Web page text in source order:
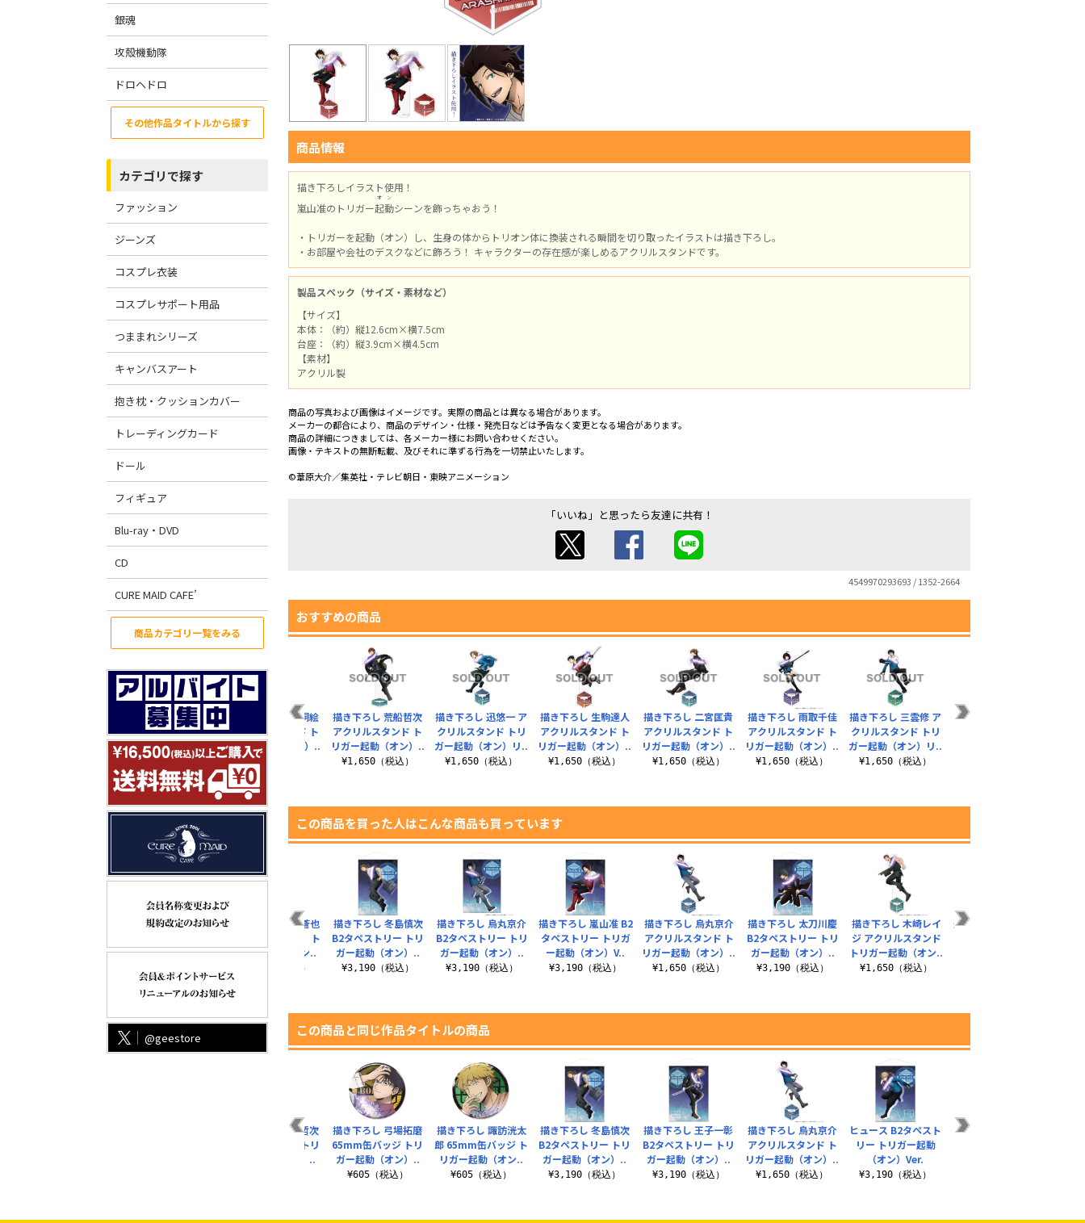
銀魂
攻殻機動隊
ドロヘドロ
その他作品タイトルから探す
カテゴリで探す
ファッション
ジーンズ
コスプレ衣装
コスプレサポート用品
つままれシリーズ
キャンバスアート
抱き枕・クッションカバー
トレーディングカード
ドール
フィギュア
Blu-ray・DVD
CD
CURE MAID CAFE’
商品カテゴリ一覧をみる
@geestore
商品情報
描き下ろしイラスト使用！
嵐山准のトリガー起動
オン
シーンを飾っちゃおう！
・トリガーを起動（オン）し、生身の体からトリオン体に換装される瞬間を切り取ったイラストは描き下ろし。
・お部屋や会社のデスクなどに飾ろう！ キャラクターの存在感が楽しめるアクリルスタンドです。
製品スペック（サイズ・素材など）
【サイズ】
本体：（約）縦12.6cm×横7.5cm
台座：（約）縦3.9cm×横4.5cm
【素材】
アクリル製
商品の写真および画像はイメージです。実際の商品とは異なる場合があります。
メーカーの都合により、商品のデザイン・仕様・発売日などは予告なく変更となる場合があります。
商品の詳細につきましては、各メーカー様にお問い合わせください。
画像・テキストの無断転載、及びそれに準ずる行為を一切禁止いたします。
©葦原大介／集英社・テレビ朝日・東映アニメーション
「いいね」と思ったら友達に共有！
4549970293693 / 1352-2664
おすすめの商品
描き下ろし 生駒達人
アクリルスタンド ト
リガー起動（オン）..
¥1,650（税込）
描き下ろし 二宮匡貴
アクリルスタンド ト
リガー起動（オン）..
¥1,650（税込）
描き下ろし 雨取千佳
アクリルスタンド ト
リガー起動（オン）..
¥1,650（税込）
描き下ろし 三雲修 ア
クリルスタンド トリ
ガー起動（オン）リ..
¥1,650（税込）
描き下ろし 烏丸京介
アクリルスタンド ト
リガー起動（オン）..
描き下ろし 王子一彰
アクリルスタンド ト
リガー起動（オン）..
¥1,650（税込）
描き下ろし 小南桐絵
アクリルスタンド ト
リガー起動（オン）..
¥1,650（税込）
描き下ろし 荒船哲次
アクリルスタンド ト
リガー起動（オン）..
¥1,650（税込）
描き下ろし 迅悠一 ア
クリルスタンド トリ
ガー起動（オン）リ..
¥1,650（税込）
この商品を買った人はこんな商品も買っています
描き下ろし 嵐山准 B2
タペストリー トリガ
ー起動（オン）V..
¥3,190（税込）
描き下ろし 烏丸京介
アクリルスタンド ト
リガー起動（オン）..
¥1,650（税込）
描き下ろし 太刀川慶
B2タペストリー トリ
ガー起動（オン）..
¥3,190（税込）
描き下ろし 木崎レイ
ジ アクリルスタンド
トリガー起動（オン..
¥1,650（税込）
迅悠一 B2タペストリ
描き下ろし 風間蒼也
B2タペストリー ト
リガー起動（オン..
¥3,190（税込）
描き下ろし 冬島慎次
B2タペストリー トリ
ガー起動（オン）..
¥3,190（税込）
描き下ろし 烏丸京介
B2タペストリー トリ
ガー起動（オン）..
¥3,190（税込）
この商品と同じ作品タイトルの商品
描き下ろし 冬島慎次
B2タペストリー トリ
ガー起動（オン）..
¥3,190（税込）
描き下ろし 王子一彰
B2タペストリー トリ
ガー起動（オン）..
¥3,190（税込）
描き下ろし 烏丸京介
アクリルスタンド ト
リガー起動（オン）..
¥1,650（税込）
ヒュース B2タペスト
リー トリガー起動
（オン）Ver.
¥3,190（税込）
描き下ろし 烏丸京介
描き下ろし 荒船哲次
B2タペストリー トリ
ガー起動（オン）..
描き下ろし 弓場拓磨
65mm缶バッジ トリ
ガー起動（オン）..
¥605（税込）
描き下ろし 諏訪洸太
郎 65mm缶バッジ ト
リガー起動（オン..
¥605（税込）